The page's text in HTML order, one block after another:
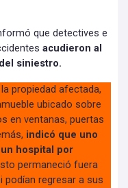
que detectives e
acudieron al
siniestro.
propiedad afectada,
ubicado sobre
en ventanas, puertas
indicó que uno
hospital por
permaneció fuera
podían regresar a sus